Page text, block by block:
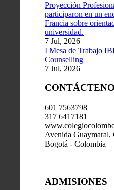
Proyección
participaron en un
Francia sobre
universidad.
7 Jul, 2026
I Mesa de Trabajo
Counselling
7 Jul, 2026
601 7563798
317 6417181
Avenida Guaymaral,
Bogotá - Colombia
ADMISIONES